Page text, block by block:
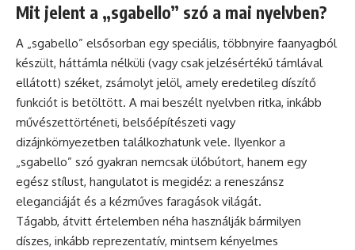
Mit jelent a „sgabello” szó a mai nyelvben?
A „sgabello” elsősorban egy speciális, többnyire faanyagból
készült, háttámla nélküli (vagy csak jelzésértékű támlával
ellátott) széket, zsámolyt jelöl, amely eredetileg díszítő
funkciót is betöltött. A mai beszélt nyelvben ritka, inkább
művészettörténeti, belsőépítészeti vagy
dizájnkörnyezetben találkozhatunk vele. Ilyenkor a
„sgabello” szó gyakran nemcsak ülőbútort, hanem egy
egész stílust, hangulatot is megidéz: a reneszánsz
eleganciáját és a kézműves faragások világát.
Tágabb, átvitt értelemben néha használják bármilyen
díszes, inkább reprezentatív, mintsem kényelmes